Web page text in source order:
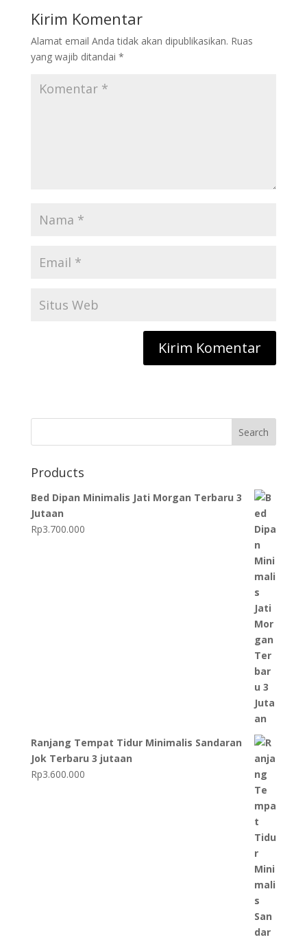
Kirim Komentar
Alamat email Anda tidak akan dipublikasikan. Ruas
yang wajib ditandai *
Search
Products
Bed Dipan Minimalis Jati Morgan Terbaru 3
Jutaan
Rp3.700.000
Ranjang Tempat Tidur Minimalis Sandaran
Jok Terbaru 3 jutaan
Rp3.600.000